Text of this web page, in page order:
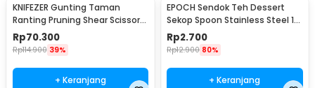
KNIFEZER Gunting Taman
Ranting Pruning Shear Scissors
20mm - 1025
Rp70.300
Rp114.900 39%
+ Keranjang
EPOCH Sendok Teh Dessert
Sekop Spoon Stainless Steel 1
PCS Square - LXY550
Rp2.700
Rp12.900 80%
+ Keranjang